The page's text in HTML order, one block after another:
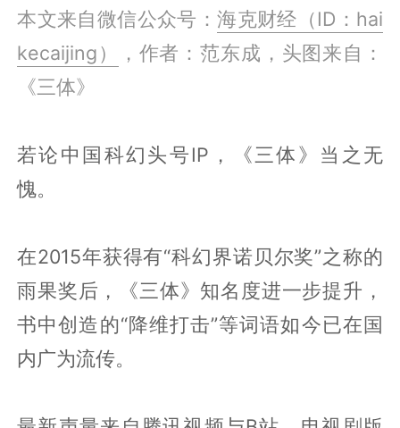
本文来自微信公众号：海克财经（ID：hai
kecaijing）
，作者：范东成，头图来自：
《三体》
若论中国科幻头号IP，《三体》当之无
愧。
在2015年获得有“科幻界诺贝尔奖”之称的
雨果奖后，《三体》知名度进一步提升，
书中创造的“降维打击”等词语如今已在国
内广为流传。